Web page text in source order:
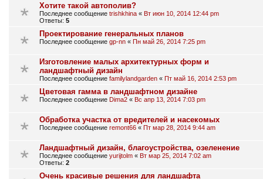
Хотите такой автополив?
Последнее сообщение trishkhina « Вт июн 10, 2014 12:44 pm
Ответы: 5
Проектирование генеральных планов
Последнее сообщение gp-nn « Пн май 26, 2014 7:25 pm
Изготовление малых архитектурных форм и
ландшафтный дизайн
Последнее сообщение familylandgarden « Пт май 16, 2014 2:53 pm
Цветовая гамма в ландшафтном дизайне
Последнее сообщение Dima2 « Вс апр 13, 2014 7:03 pm
Обработка участка от вредителей и насекомых
Последнее сообщение remont66 « Пт мар 28, 2014 9:44 am
Ландшафтный дизайн, благоустройства, озеленение
Последнее сообщение yurijtolm « Вт мар 25, 2014 7:02 am
Ответы: 2
Очень красивые решения для ландшафта